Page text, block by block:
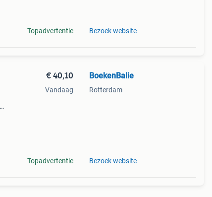
Topadvertentie Bezoek website
€ 40,10
Vandaag
Topadvertentie
BoekenBalie
Rotterdam
Bezoek website